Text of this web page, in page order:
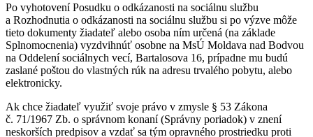
Po vyhotovení Posudku o odkázanosti na sociálnu službu
a Rozhodnutia o odkázanosti na sociálnu službu si po výzve môže
tieto dokumenty žiadateľ alebo osoba ním určená (na základe
Splnomocnenia) vyzdvihnúť osobne na MsÚ Moldava nad Bodvou
na Oddelení sociálnych vecí, Bartalosova 16, prípadne mu budú
zaslané poštou do vlastných rúk na adresu trvalého pobytu, alebo
elektronicky.
Ak chce žiadateľ využiť svoje právo v zmysle § 53 Zákona
č. 71/1967 Zb. o správnom konaní (Správny poriadok) v znení
neskorších predpisov a vzdať sa tým opravného prostriedku proti